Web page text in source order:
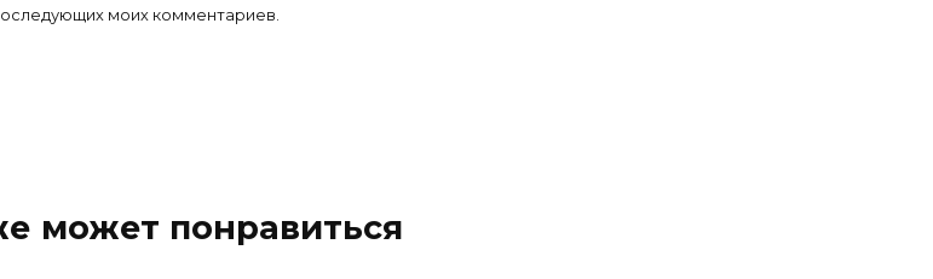
моих комментариев.
может понравиться